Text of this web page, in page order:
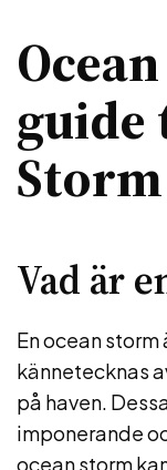
guide
Vad är
En ocean
kännetecknas
på haven.
imponerande
ocean storm